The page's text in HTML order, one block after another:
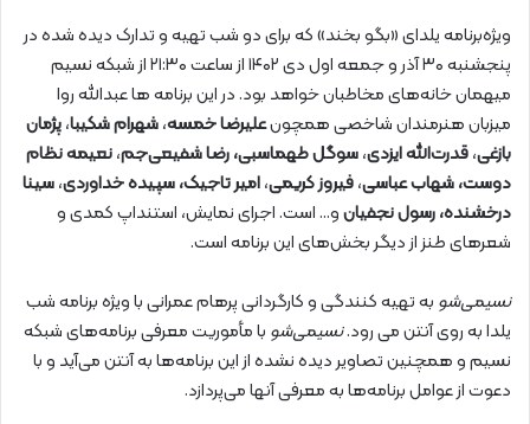
ویژه‌برنامه‌ یلدای «بگو بخند» که برای دو شب تهیه و تدارک دیده شده در
پنجشنبه ۳۰ آذر و جمعه اول دی ۱۴۰۲ از ساعت ۲۱:۳۰ از شبکه نسیم
میهمان خانه‌های مخاطبان خواهد بود. در این برنامه ها عبدالله روا
میزبان هنرمندان شاخصی همچونعلیرضا خمسه،شهرام شکیبا،پژمان
بازغی،قدرت‌الله ایزدی،سوگل طهماسبی، رضا شفیعی‌جم،نعیمه نظام
دوست، شهاب عباسی،فیروز کریمی،امیر تاجیک، سپیده خداوردی،سینا
درخشنده، رسول نجفیانو… است. اجرای نمایش، استنداپ کمدی و
شعرهای طنز از دیگر بخش‌های این برنامه است.
نسیمی‌شو به تهیه کنندگی و کارگردانی پرهام عمرانی با ویژه برنامه شب
یلدا به روی آنتن می رود.نسیمی‌شو با مأموریت معرفی برنامه‌های شبکه
نسیم و همچنین تصاویر دیده نشده از این برنامه‌ها به آنتن می‌آید و با
دعوت از عوامل برنامه‌ها به معرفی آنها می‌پردازد.